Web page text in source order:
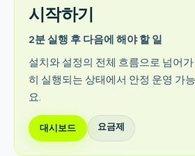
시작하기
2분 실행 후 다음에 해야 할 일
설치와 설정의 전체 흐름으로 넘어
히 실행되는 상태에서 안정 운영 가
요.
대시보드 요금제